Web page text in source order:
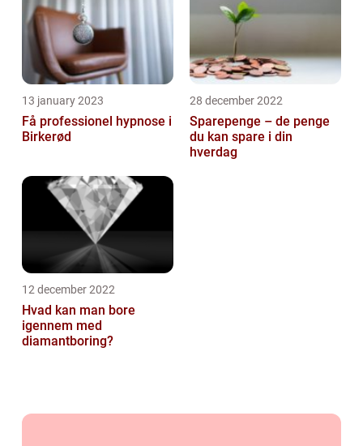
13 january 2023
Få professionel hypnose i
Birkerød
28 december 2022
Sparepenge – de penge
du kan spare i din
hverdag
12 december 2022
Hvad kan man bore
igennem med
diamantboring?